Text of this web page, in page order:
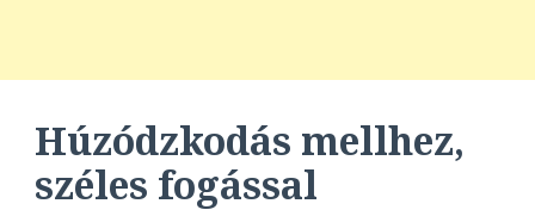
Húzódzkodás mellhez,
széles fogással